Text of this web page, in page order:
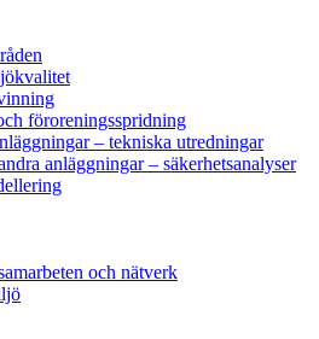
föroreningsspridning
– tekniska utredningar
anläggningar – säkerhetsanalyser
och nätverk